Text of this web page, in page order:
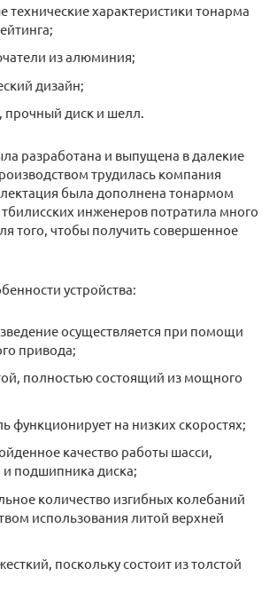
технические характеристики тонарма
из алюминия;
дизайн;
прочный диск и шелл.
разработана и выпущена в далекие
трудилась компания
была дополнена тонармом
инженеров потратила много
того, чтобы получить совершенное
устройства:
осуществляется при помощи
привода;
полностью состоящий из мощного
функционирует на низких скоростях;
качество работы шасси,
подшипника диска;
количество изгибных колебаний
использования литой верхней
поскольку состоит из толстой